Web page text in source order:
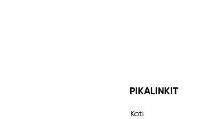
PIKALINKIT
Koti